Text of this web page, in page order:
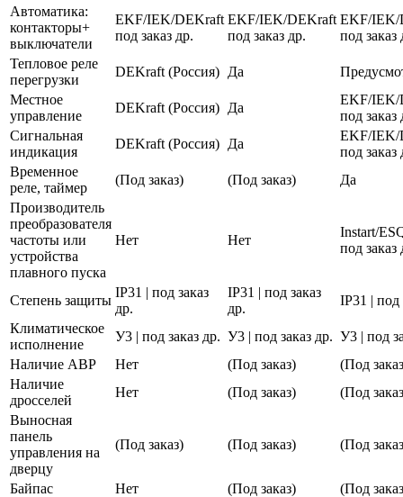
Автоматика:
контакторы+
выключатели
EKF/IEK/DEKraft
под заказ др.
EKF/IEK/DEKraft
под заказ др.
EKF/IEK/
под заказ
Тепловое реле
перегрузки
DEKraft (Россия) Да
Местное
управление
DEKraft (Россия) Да
EKF/IEK/
под заказ
Сигнальная
индикация
DEKraft (Россия) Да
EKF/IEK/
под заказ
Временное
реле, таймер
(Под заказ) (Под заказ)
Да
Производитель
преобразователя
частоты или
устройства
плавного пуска
Нет Нет
Instart/
под заказ
Степень защиты
IP31 | под заказ
др.
IP31 | под заказ
др.
IP31 | под
Климатическое
исполнение
У3 | под заказ др. У3 | под заказ др. У3 | под
Наличие АВР
Нет (Под заказ)
(Под
Наличие
дросселей
Нет (Под заказ)
(Под
Выносная
панель
управления на
дверцу
(Под заказ) (Под заказ) (Под
Байпас Нет (Под заказ) (Под